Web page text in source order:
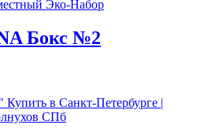
Бокс №2